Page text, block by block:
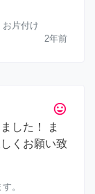
お片付け
2年前
tag_faces
した！ ま
くお願い致
。